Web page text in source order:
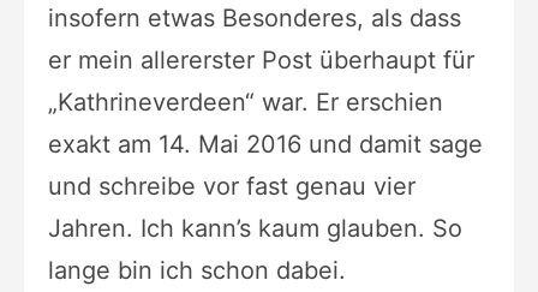
insofern etwas Besonderes, als dass
er mein allererster Post überhaupt für
„Kathrineverdeen“ war. Er erschien
exakt am 14. Mai 2016 und damit sage
und schreibe vor fast genau vier
Jahren. Ich kann’s kaum glauben. So
lange bin ich schon dabei.